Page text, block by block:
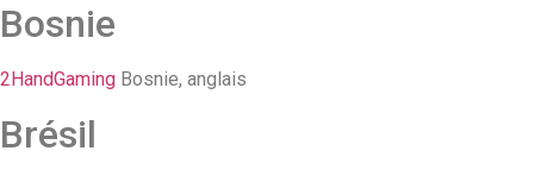
Bosnie
2HandGaming Bosnie, anglais
Brésil